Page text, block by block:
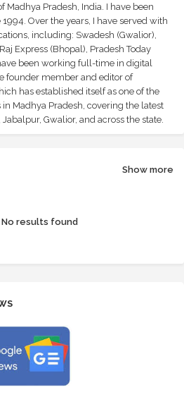
Madhya Pradesh, India. I have been
Over the years, I have served with
including: Swadesh (Gwalior),
Express (Bhopal), Pradesh Today
been working full-time in digital
founder member and editor of
has established itself as one of the
Madhya Pradesh, covering the latest
Gwalior, and across the state.
Show more
No results found